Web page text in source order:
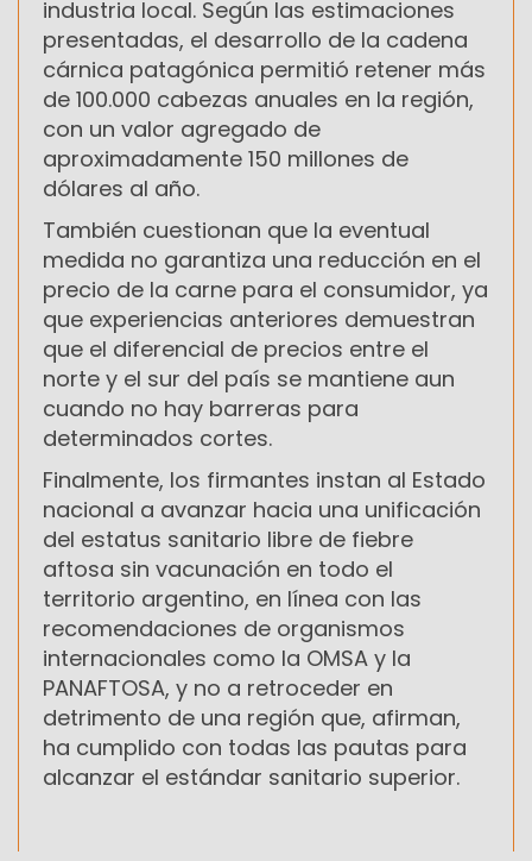
industria local. Según las estimaciones
presentadas, el desarrollo de la cadena
cárnica patagónica permitió retener más
de 100.000 cabezas anuales en la región,
con un valor agregado de
aproximadamente 150 millones de
dólares al año.
También cuestionan que la eventual
medida no garantiza una reducción en el
precio de la carne para el consumidor, ya
que experiencias anteriores demuestran
que el diferencial de precios entre el
norte y el sur del país se mantiene aun
cuando no hay barreras para
determinados cortes.
Finalmente, los firmantes instan al Estado
nacional a avanzar hacia una unificación
del estatus sanitario libre de fiebre
aftosa sin vacunación en todo el
territorio argentino, en línea con las
recomendaciones de organismos
internacionales como la OMSA y la
PANAFTOSA, y no a retroceder en
detrimento de una región que, afirman,
ha cumplido con todas las pautas para
alcanzar el estándar sanitario superior.